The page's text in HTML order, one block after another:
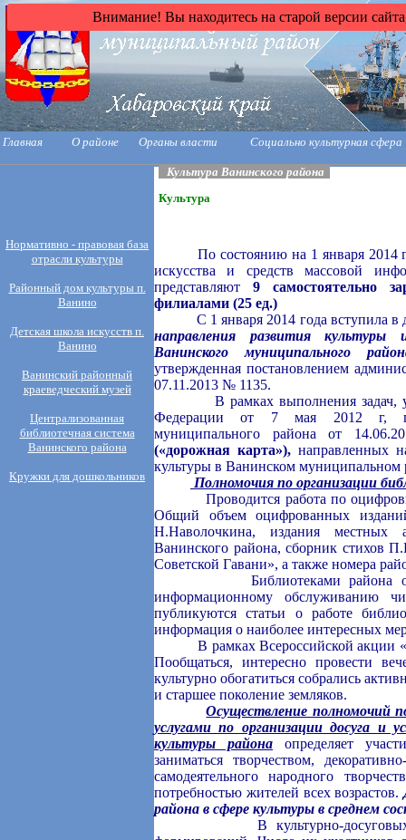
Внимание! Вы находитесь на старой версии
Главная О районе Органы власти Социально культурная сфера
Нормативно - правовая база
отрасли культуры
Районный дом культуры п.
Ванино
Детская школа искусств п.
Ванино
Ванинский районный
краеведческий музей
Централизованная
библиотечная система
Ванинского района
Кружки для дошкольников
Культура Ванинского района
Культура
По состоянию на 1 января 2014
искусства и средств массовой
представляют9 самостоятельно
филиалами (25 ед.)
С 1 января 2014 года вступила в
направления развития культуры
Ванинского муниципального
утвержденная постановлением
07.11.2013 № 1135.
В рамках выполнения задач,
Федерации от 7 мая 2012 г,
муниципального района от
(«дорожная карта»), направленных
культуры в Ванинском муниципальном
Полномочия по организации
Проводится работа по оцифровке
Общий объем оцифрованных
Н.Наволочкина, издания местных
Ванинского района, сборник стихов
Советской Гавани», а также номера
Библиотеками района
информационному обслуживанию
публикуются статьи о работе
информация о наиболее интересных
В рамках Всероссийской акции
Пообщаться, интересно провести
культурно обогатиться собрались
и старшее поколение земляков.
Осуществление полномочий
услугами по организации досуга и
культуры района определяет
заниматься творчеством,
самодеятельного народного
потребностью жителей всех возрастов.
района в сфере культуры в среднем
В культурно-досуговых